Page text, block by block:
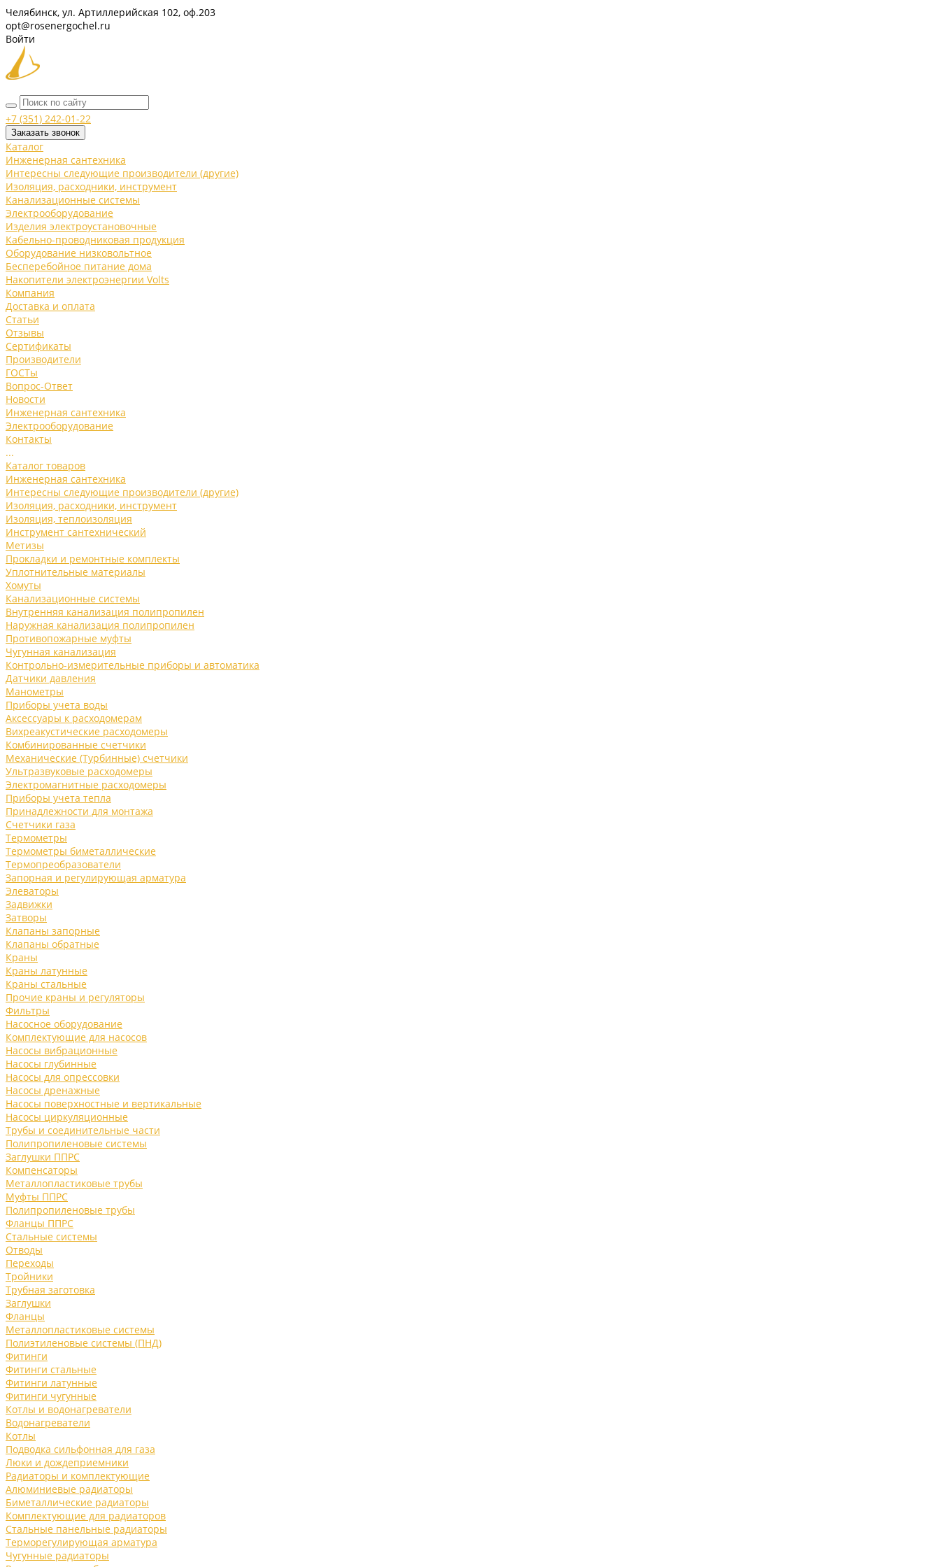
Челябинск, ул. Артиллерийская 102, оф.203
opt@rosenergochel.ru
Войти
+7 (351) 242-01-22
Заказать звонок
Каталог
Инженерная сантехника
Интересны следующие производители (другие)
Изоляция, расходники, инструмент
Канализационные системы
Электрооборудование
Изделия электроустановочные
Кабельно-проводниковая продукция
Оборудование низковольтное
Бесперебойное питание дома
Накопители электроэнергии Volts
Компания
Доставка и оплата
Статьи
Отзывы
Сертификаты
Производители
ГОСТы
Вопрос-Ответ
Новости
Инженерная сантехника
Электрооборудование
Контакты
...
Каталог товаров
Инженерная сантехника
Интересны следующие производители (другие)
Изоляция, расходники, инструмент
Изоляция, теплоизоляция
Инструмент сантехнический
Метизы
Прокладки и ремонтные комплекты
Уплотнительные материалы
Хомуты
Канализационные системы
Внутренняя канализация полипропилен
Наружная канализация полипропилен
Противопожарные муфты
Чугунная канализация
Контрольно-измерительные приборы и автоматика
Датчики давления
Манометры
Приборы учета воды
Аксессуары к расходомерам
Вихреакустические расходомеры
Комбинированные счетчики
Механические (Турбинные) счетчики
Ультразвуковые расходомеры
Электромагнитные расходомеры
Приборы учета тепла
Принадлежности для монтажа
Счетчики газа
Термометры
Термометры биметаллические
Термопреобразователи
Запорная и регулирующая арматура
Элеваторы
Задвижки
Затворы
Клапаны запорные
Клапаны обратные
Краны
Краны латунные
Краны стальные
Прочие краны и регуляторы
Фильтры
Насосное оборудование
Комплектующие для насосов
Насосы вибрационные
Насосы глубинные
Насосы для опрессовки
Насосы дренажные
Насосы поверхностные и вертикальные
Насосы циркуляционные
Трубы и соединительные части
Полипропиленовые системы
Заглушки ППРС
Компенсаторы
Металлопластиковые трубы
Муфты ППРС
Полипропиленовые трубы
Фланцы ППРС
Стальные системы
Отводы
Переходы
Тройники
Трубная заготовка
Заглушки
Фланцы
Металлопластиковые системы
Полиэтиленовые системы (ПНД)
Фитинги
Фитинги стальные
Фитинги латунные
Фитинги чугунные
Котлы и водонагреватели
Водонагреватели
Котлы
Подводка сильфонная для газа
Люки и дождеприемники
Радиаторы и комплектующие
Алюминиевые радиаторы
Биметаллические радиаторы
Комплектующие для радиаторов
Стальные панельные радиаторы
Терморегулирующая арматура
Чугунные радиаторы